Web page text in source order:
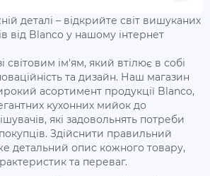
деталі – відкрийте світ вишуканих
від Blanco у нашому інтернет
світовим ім'ям, який втілює в собі
та дизайн. Наш магазин
асортимент продукції Blanco,
кухонних мийок до
які задовольнять потреби
Здійснити правильний
детальний опис кожного товару,
та переваг.